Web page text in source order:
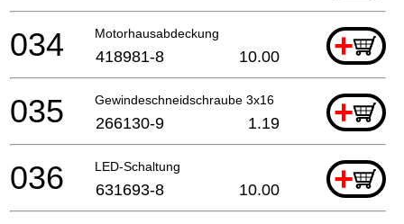
Motorhausabdeckung +
034 418981-8 10.00
Gewindeschneidschraube 3x16 +
035 266130-9 1.19
LED-Schaltung +
036 631693-8 10.00